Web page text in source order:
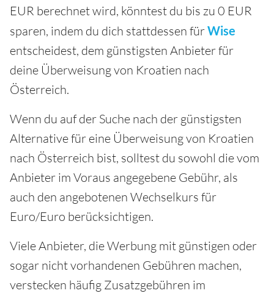
EUR berechnet wird, könntest du bis zu 0 EUR
sparen, indem du dich stattdessen fürWise
entscheidest, dem günstigsten Anbieter für
deine Überweisung von Kroatien nach
Österreich.
Wenn du auf der Suche nach der günstigsten
Alternative für eine Überweisung von Kroatien
nach Österreich bist, solltest du sowohl die vom
Anbieter im Voraus angegebene Gebühr, als
auch den angebotenen Wechselkurs für
Euro/Euro berücksichtigen.
Viele Anbieter, die Werbung mit günstigen oder
sogar nicht vorhandenen Gebühren machen,
verstecken häufig Zusatzgebühren im